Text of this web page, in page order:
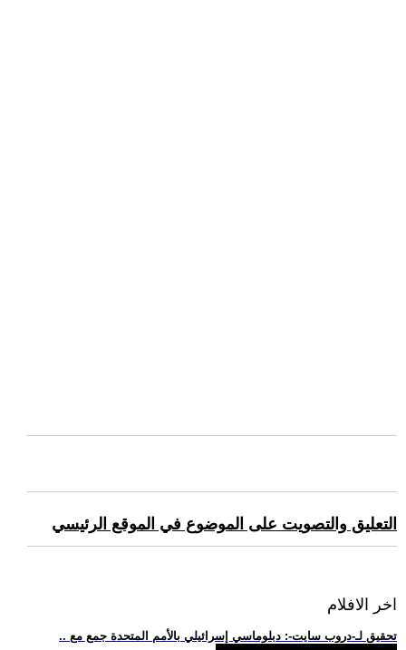
التعليق والتصويت على الموضوع في الموقع الرئيسي
اخر الافلام
.. تحقيق لـ-دروب سايت-: دبلوماسي إسرائيلي بالأمم المتحدة جمع مع